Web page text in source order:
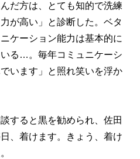
だ方は、とても知的で洗練
が高い」と診断した。ベタ
ケーション能力は基本的に
る…。毎年コミュニケーシ
います」と照れ笑いを浮か
すると黒を勧められ、佐田
、着けます。きょう、着け